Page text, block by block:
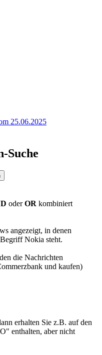
25.06.2025
Suche
oderOR kombiniert
angezeigt, in denen
Nokia steht.
die Nachrichten
und kaufen)
erhalten Sie z.B. auf den
enthalten, aber nicht